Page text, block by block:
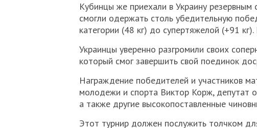
Кубинцы же приехали в Украину
смогли одержать столь убедительную
категории (48 кг) до супертяжелой (+91
Украинцы уверенно разгромили своих
который смог завершить свой поединок
Награждение победителей и участников
молодежи и спорта Виктор Корж, депутат
а также другие высокопоставленные
Этот турнир должен послужить толчком